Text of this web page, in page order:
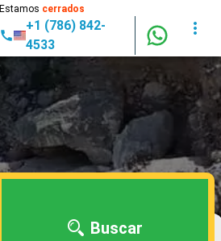
Estamos cerrados
+1 (786) 842-
4533
Buscar